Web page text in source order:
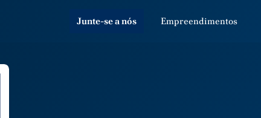
Junte-se a nós Empreendimentos